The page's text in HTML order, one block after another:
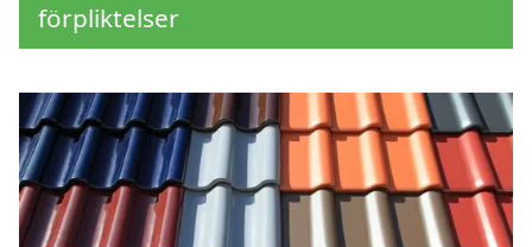
förpliktelser